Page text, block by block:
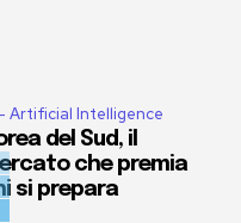
Artificial Intelligence
del Sud, il
che premia
si prepara